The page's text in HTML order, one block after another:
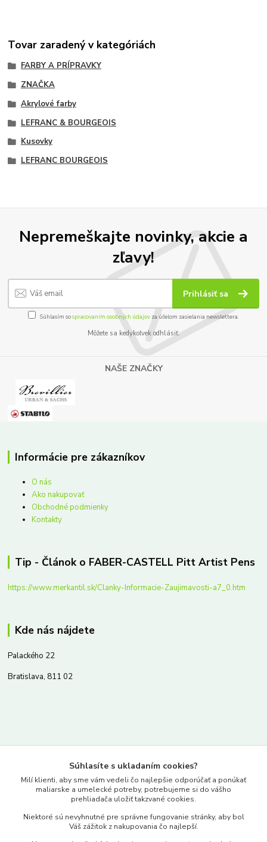
Tovar zaradený v kategóriách
FARBY A PRÍPRAVKY
ZNAČKA
Akrylové farby
LEFRANC & BOURGEOIS
Kusovky
LEFRANC BOURGEOIS
Nepremeškajte novinky, akcie a
zľavy!
Prihlásiť sa
Súhlasím sospracovaním osobných údajov za účelom zasielania newslettera.
Môžete sa kedykoľvek odhlásiť.
NAŠE ZNAČKY
Informácie pre zákazníkov
O nás
Ako nakupovať
Obchodné podmienky
Kontakty
Tip - Článok o FABER-CASTELL Pitt Artist Pens
https://www.merkantil.sk/Clanky-Informacie-Zaujimavosti-a7_0.htm
Kde nás nájdete
Palackého 22
Bratislava, 811 02
www.merkantil.sk
Pondelok-Piatok: 9.00-17.00hod.
Súhlasíte s ukladaním cookies?
Milí klienti, aby sme vám vedeli čo najlepšie odporúčať a ponúkať
maliarske a umelecké potreby, potrebujeme si do vášho
prehliadača uložiť takzvané cookies.
Niektoré sú nevyhnutné pre správne fungovanie stránky, aby bol
Váš zážitok z nakupovania čo najlepší.